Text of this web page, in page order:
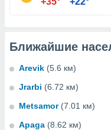
Ближайшие
Arevik (5.6 км)
Jrarbi (6.72 км)
Metsamor (7.01 км)
Apaga (8.62 км)